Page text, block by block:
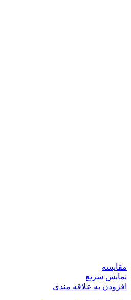
مقايسه
نمایش سریع
افزودن به علاقه مندی